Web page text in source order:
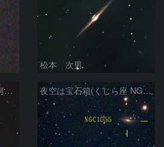
松本 次男
NGC5907 エッジオン銀河 りゅう座 夜空は宝石箱(くじら座 NGC1055) Seestar50